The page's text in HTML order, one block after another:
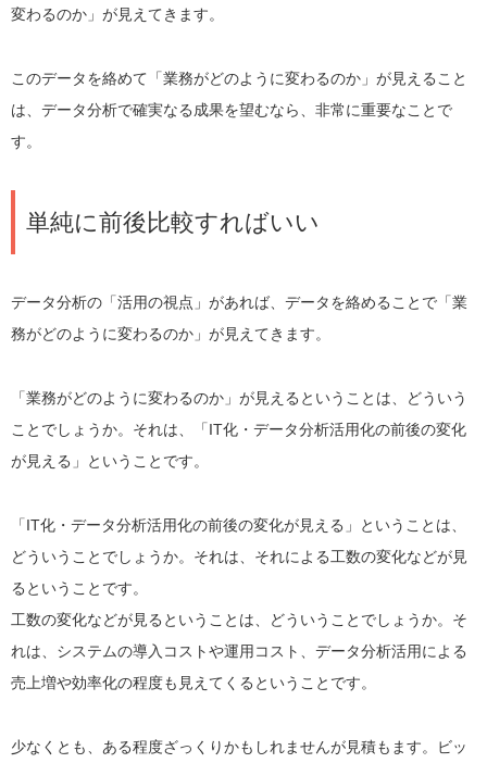
変わるのか」が見えてきます。
このデータを絡めて「業務がどのように変わるのか」が見えること
は、データ分析で確実なる成果を望むなら、非常に重要なことで
す。
単純に前後比較すればいい
データ分析の「活用の視点」があれば、データを絡めることで「業
務がどのように変わるのか」が見えてきます。
「業務がどのように変わるのか」が見えるということは、どういう
ことでしょうか。それは、「IT化・データ分析活用化の前後の変化
が見える」ということです。
「IT化・データ分析活用化の前後の変化が見える」ということは、
どういうことでしょうか。それは、それによる工数の変化などが見
るということです。
工数の変化などが見るということは、どういうことでしょうか。そ
れは、システムの導入コストや運用コスト、データ分析活用による
売上増や効率化の程度も見えてくるということです。
少なくとも、ある程度ざっくりかもしれませんが見積もます。ビッ